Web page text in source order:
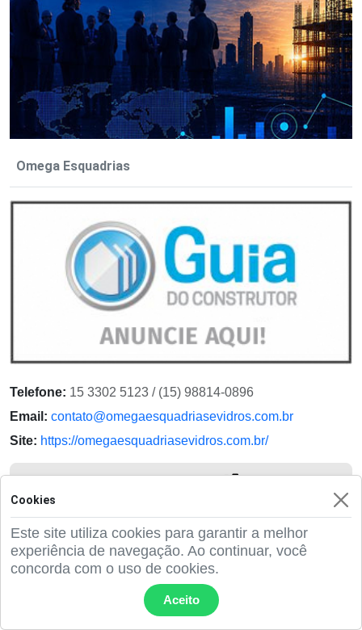
Omega Esquadrias
Telefone: 15 3302 5123 / (15) 98814-0896
Email: contato@omegaesquadriasevidros.com.br
Site: https://omegaesquadriasevidros.com.br/
Cookies
Este site utiliza cookies para garantir a melhor
experiência de navegação. Ao continuar, você
concorda com o uso de cookies.
Aceito